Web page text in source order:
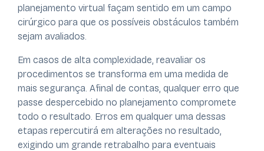
planejamento virtual façam sentido em um campo
cirúrgico para que os possíveis obstáculos também
sejam avaliados.
Em casos de alta complexidade, reavaliar os
procedimentos se transforma em uma medida de
mais segurança. Afinal de contas, qualquer erro que
passe despercebido no planejamento compromete
todo o resultado. Erros em qualquer uma dessas
etapas repercutirá em alterações no resultado,
exigindo um grande retrabalho para eventuais